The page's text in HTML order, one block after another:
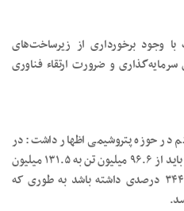
وجود برخورداری از زیرساخت‌های
و ضرورت ارتقاء فناوری
در حوزه پتروشیمی اظهار داشت: در
پایان برنامه هفتم پیشرفت ظرفیت کل باید از ۹۶.۶ میلیون تن به ۱۳۱.۵ میلیون
تن افزایش و زنجیره پروپیلن رشدی ۳۴۴ درصدی داشته باشد به طوری که